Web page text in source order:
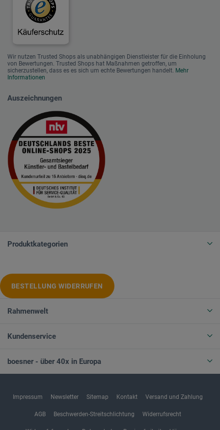
Wir nutzen Trusted Shops als unabhängigen Dienstleister für die Einholung
von Bewertungen. Trusted Shops hat Maßnahmen getroffen, um
sicherzustellen, dass es es sich um echte Bewertungen handelt. Mehr
Informationen
Auszeichnungen
Produktkategorien
BESTELLUNG WIDERRUFEN
Rahmenwelt
Kundenservice
boesner - über 40x in Europa
Impressum Newsletter Sitemap Kontakt Versand und Zahlung
AGB Beschwerden-Streitschlichtung Widerrufsrecht